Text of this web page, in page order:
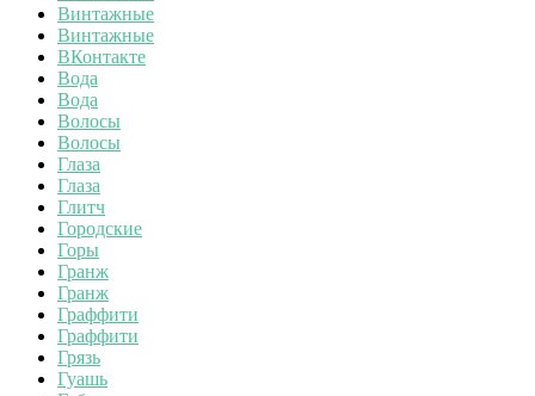
Винтажные
Винтажные
ВКонтакте
Вода
Вода
Волосы
Волосы
Глаза
Глаза
Глитч
Городские
Горы
Гранж
Гранж
Граффити
Граффити
Грязь
Гуашь